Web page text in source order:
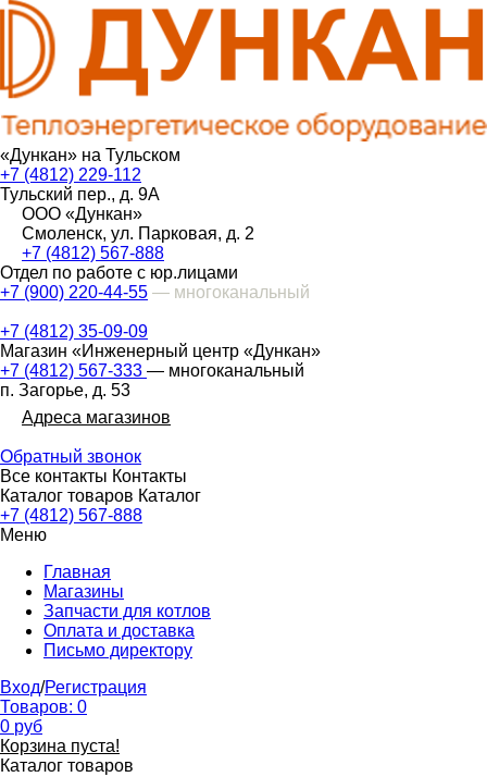
«Дункан» на Тульском
+7 (4812) 229-112
Тульский пер., д. 9А
ООО «Дункан»
Смоленск, ул. Парковая, д. 2
+7 (4812) 567-888
Отдел по работе с юр.лицами
+7 (900) 220-44-55 — многоканальный
+7 (4812) 35-09-09
Магазин «Инженерный центр «Дункан»
+7 (4812) 567-333 — многоканальный
п. Загорье, д. 53
Адреса магазинов
Обратный звонок
Все контакты Контакты
Каталог товаров Каталог
+7 (4812) 567-888
Меню
Главная
Магазины
Запчасти для котлов
Оплата и доставка
Письмо директору
Вход/Регистрация
Товаров: 0
0 руб
Корзина пуста!
Каталог товаров